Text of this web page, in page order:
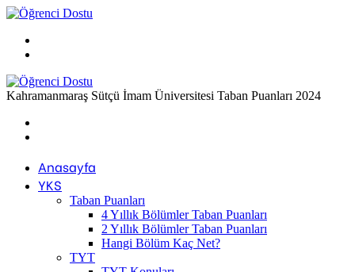
...
Kahramanmaraş Sütçü İmam Üniversitesi Taban Puanları 2024
Anasayfa
YKS
Taban Puanları
4 Yıllık Bölümler Taban Puanları
2 Yıllık Bölümler Taban Puanları
Hangi Bölüm Kaç Net?
TYT